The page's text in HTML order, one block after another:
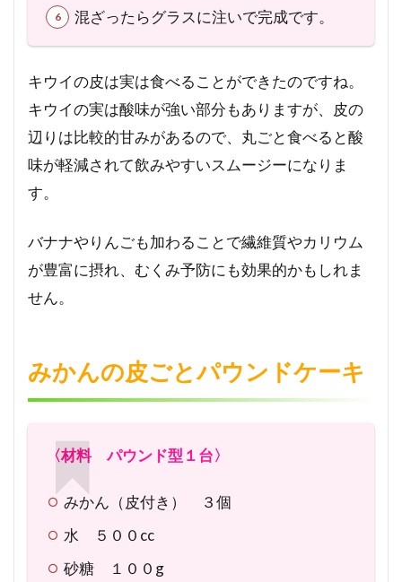
混ざったらグラスに注いで完成です。
キウイの皮は実は食べることができたのですね。
キウイの実は酸味が強い部分もありますが、皮の
辺りは比較的甘みがあるので、丸ごと食べると酸
味が軽減されて飲みやすいスムージーになりま
す。
バナナやりんごも加わることで繊維質やカリウム
が豊富に摂れ、むくみ予防にも効果的かもしれま
せん。
みかんの皮ごとパウンドケーキ
〈材料 パウンド型１台〉
みかん（皮付き） ３個
水 ５００cc
砂糖 １００g